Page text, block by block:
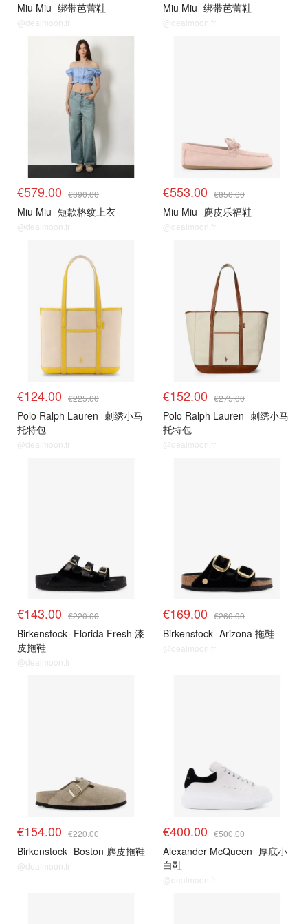
Miu Miu 绑带芭蕾鞋
@dealmoon.fr
Miu Miu 绑带芭蕾鞋
@dealmoon.fr
€579.00 €890.00
Miu Miu 短款格纹上衣
@dealmoon.fr
€553.00 €850.00
Miu Miu 麂皮乐福鞋
@dealmoon.fr
€124.00 €225.00
Polo Ralph Lauren 刺绣小马
托特包
@dealmoon.fr
€152.00 €275.00
Polo Ralph Lauren 刺绣小马
托特包
@dealmoon.fr
€143.00 €220.00
Birkenstock Florida Fresh 漆
皮拖鞋
@dealmoon.fr
€169.00 €260.00
Birkenstock Arizona 拖鞋
@dealmoon.fr
€154.00 €220.00
Birkenstock Boston 麂皮拖鞋
@dealmoon.fr
€400.00 €500.00
Alexander McQueen 厚底小
白鞋
@dealmoon.fr